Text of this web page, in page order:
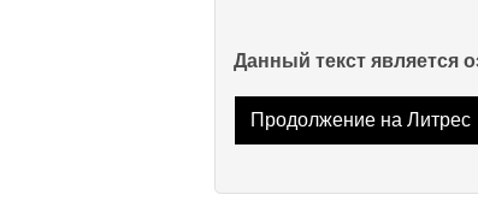
Данный текст является
Продолжение на Литрес